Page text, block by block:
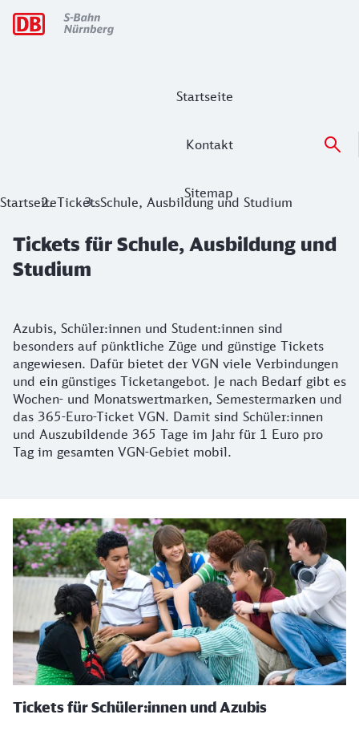
Startseite
Kontakt
Sitemap
Hauptnavigation
Tickets für Schule, Ausbildung und
StartseiteTicketsSchule, Ausbildung und Studium
Tickets für Schule, Ausbildung und
Studium
Azubis, Schüler:innen und Student:innen sind
besonders auf pünktliche Züge und günstige Tickets
angewiesen. Dafür bietet der VGN viele Verbindungen
und ein günstiges Ticketangebot. Je nach Bedarf gibt es
Wochen- und Monatswertmarken, Semestermarken und
das 365-Euro-Ticket VGN. Damit sind Schüler:innen
und Auszubildende 365 Tage im Jahr für 1 Euro pro
Tag im gesamten VGN-Gebiet mobil.
Tickets für Schüler:innen und Azubis